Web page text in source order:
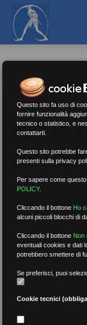
Nessun risultato.
RICERCA
Questo sito fa uso di
fornire funzionalità
tecnico o statistico, e
contattarti.
Questo sito potrebbe
presenti sulla privacy
Per sapere come
POLICY.
Cliccando il bottone Ho
alcuni piccoli blocchi di
Cliccando il bottone Non
eventuali cookies e dati
potrebbero smettere di
Se preferisci, puoi
Cookie tecnici